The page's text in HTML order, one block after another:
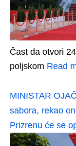
Čast da otvori
poljskom Read
MINISTAR
sabora, rekao
Prizrenu će se